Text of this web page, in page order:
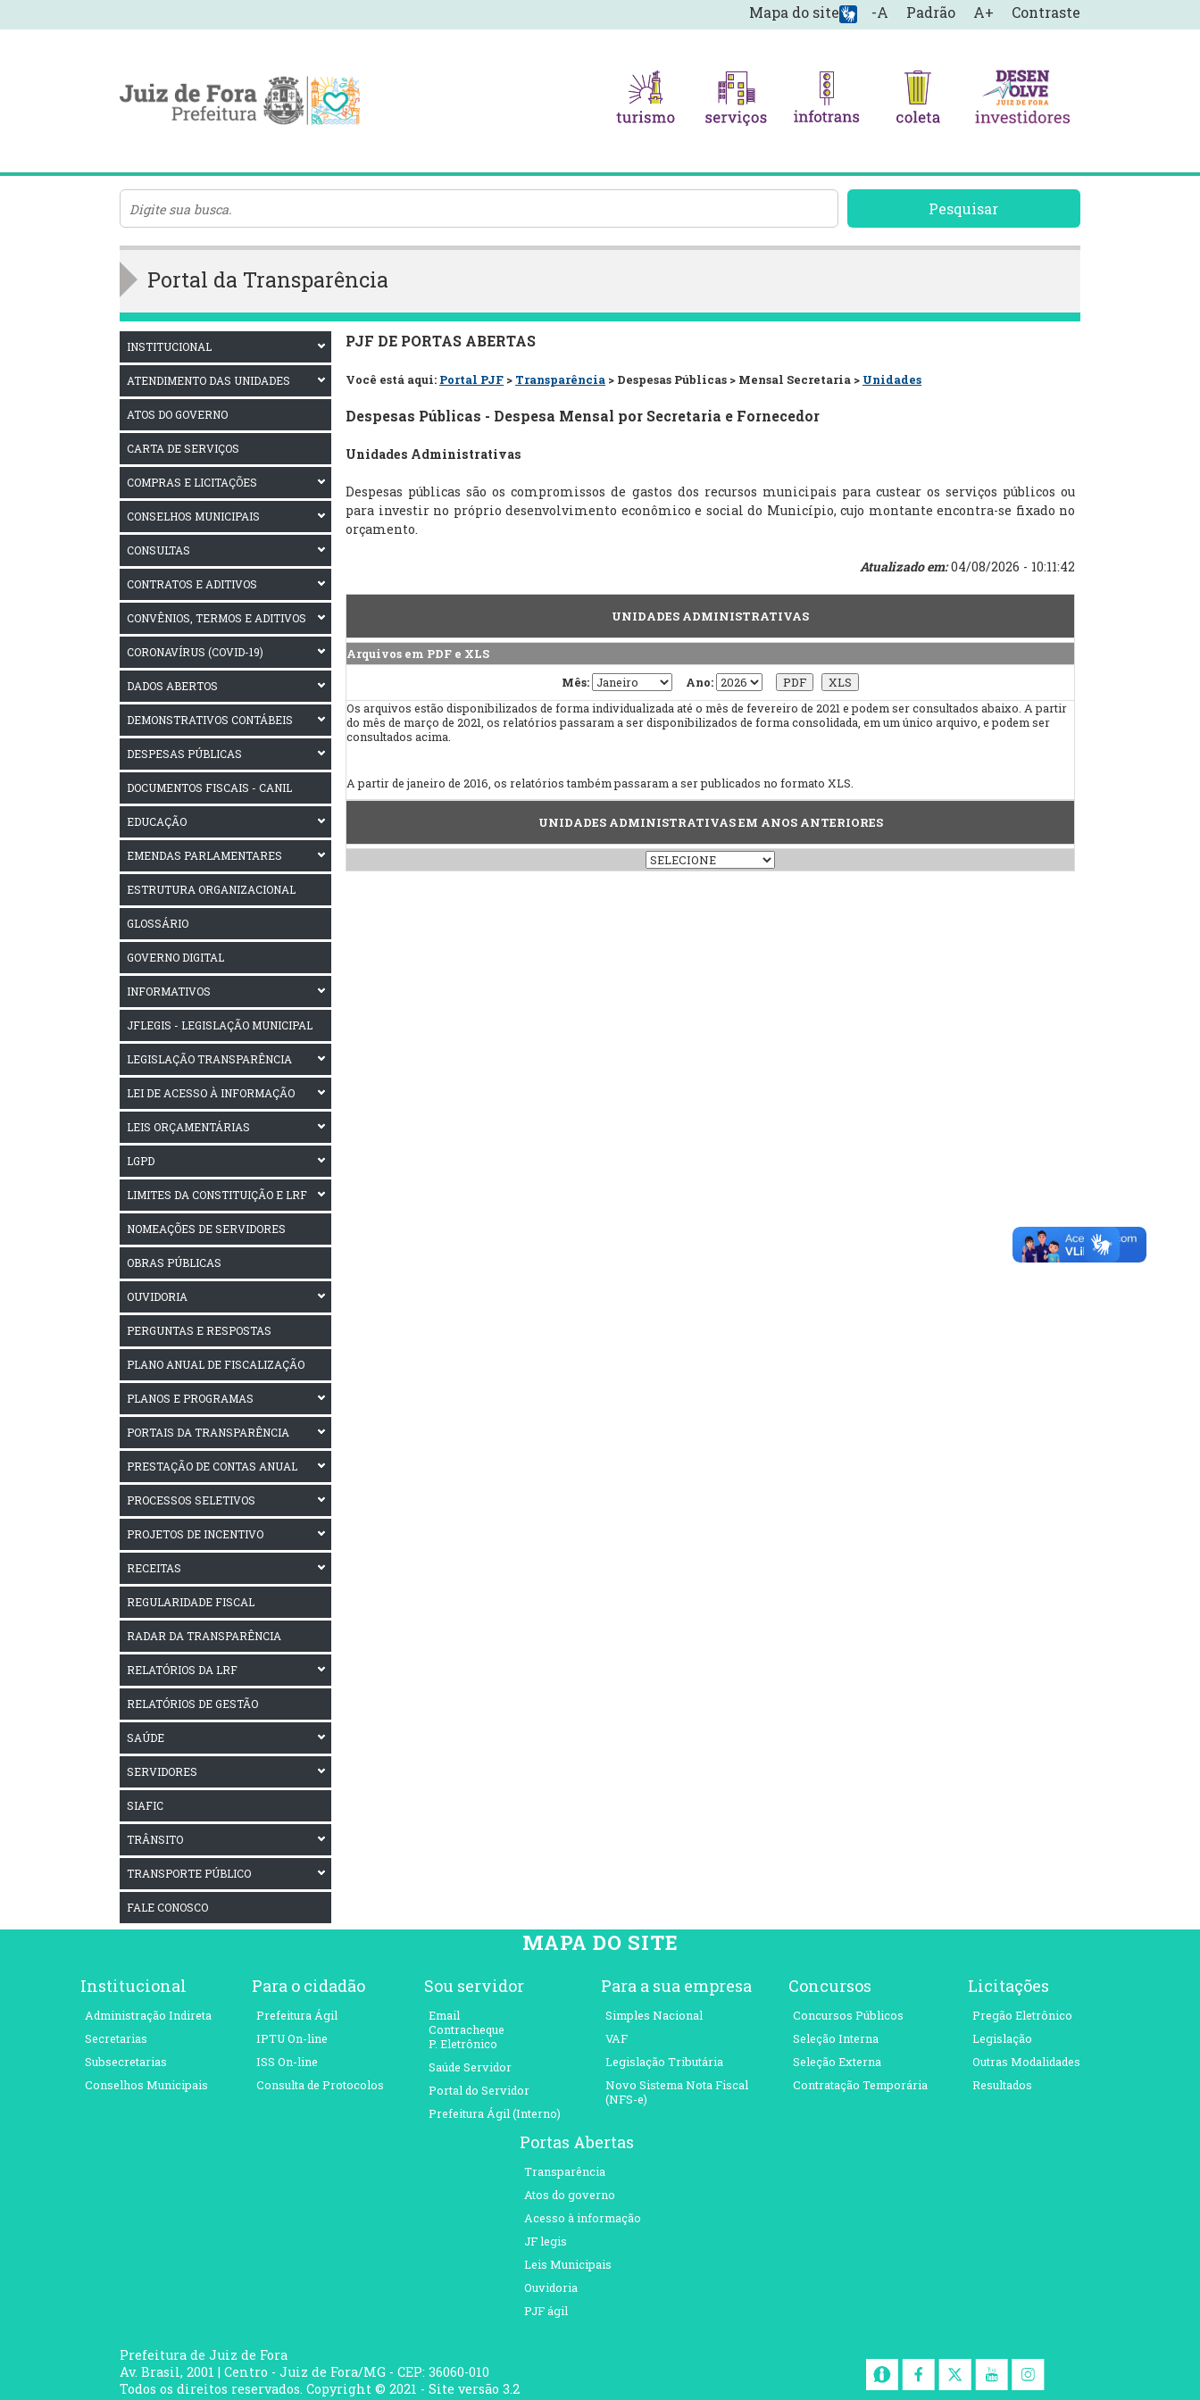
-A Padrão A+ Contraste
Mapa do site
Pesquisar
Portal da Transparência
INSTITUCIONAL
ATENDIMENTO DAS UNIDADES
ATOS DO GOVERNO
CARTA DE SERVIÇOS
COMPRAS E LICITAÇÕES
CONSELHOS MUNICIPAIS
CONSULTAS
CONTRATOS E ADITIVOS
CONVÊNIOS, TERMOS E ADITIVOS
CORONAVÍRUS (COVID-19)
DADOS ABERTOS
DEMONSTRATIVOS CONTÁBEIS
DESPESAS PÚBLICAS
DOCUMENTOS FISCAIS - CANIL
EDUCAÇÃO
EMENDAS PARLAMENTARES
ESTRUTURA ORGANIZACIONAL
GLOSSÁRIO
GOVERNO DIGITAL
INFORMATIVOS
JFLEGIS - LEGISLAÇÃO MUNICIPAL
LEGISLAÇÃO TRANSPARÊNCIA
LEI DE ACESSO À INFORMAÇÃO
LEIS ORÇAMENTÁRIAS
LGPD
LIMITES DA CONSTITUIÇÃO E LRF
NOMEAÇÕES DE SERVIDORES
OBRAS PÚBLICAS
OUVIDORIA
PERGUNTAS E RESPOSTAS
PLANO ANUAL DE FISCALIZAÇÃO
PLANOS E PROGRAMAS
PORTAIS DA TRANSPARÊNCIA
PRESTAÇÃO DE CONTAS ANUAL
PROCESSOS SELETIVOS
PROJETOS DE INCENTIVO
RECEITAS
REGULARIDADE FISCAL
RADAR DA TRANSPARÊNCIA
RELATÓRIOS DA LRF
RELATÓRIOS DE GESTÃO
SAÚDE
SERVIDORES
SIAFIC
TRÂNSITO
TRANSPORTE PÚBLICO
FALE CONOSCO
PJF DE PORTAS ABERTAS
Você está aqui: Portal PJF > Transparência > Despesas Públicas > Mensal Secretaria > Unidades
Despesas Públicas - Despesa Mensal por Secretaria e Fornecedor
Unidades Administrativas
Despesas públicas são os compromissos de gastos dos recursos municipais para custear os serviços públicos ou
para investir no próprio desenvolvimento econômico e social do Município, cujo montante encontra-se fixado no
orçamento.
Atualizado em:04/08/2026 - 10:11:42
UNIDADES ADMINISTRATIVAS
Arquivos em PDF e XLS
Mês:
Ano:
Os arquivos estão disponibilizados de forma individualizada até o mês de fevereiro de 2021 e podem ser consultados abaixo. A partir
do mês de março de 2021, os relatórios passaram a ser disponibilizados de forma consolidada, em um único arquivo, e podem ser
consultados acima.
A partir de janeiro de 2016, os relatórios também passaram a ser publicados no formato XLS.
UNIDADES ADMINISTRATIVAS EM ANOS ANTERIORES
MAPA DO SITE
Institucional
Administração Indireta
Secretarias
Subsecretarias
Conselhos Municipais
Para o cidadão
Prefeitura Ágil
IPTU On-line
ISS On-line
Consulta de Protocolos
Sou servidor
Email
Contracheque
P. Eletrônico
Saúde Servidor
Portal do Servidor
Prefeitura Ágil (Interno)
Para a sua empresa
Simples Nacional
VAF
Legislação Tributária
Novo Sistema Nota Fiscal
(NFS-e)
Concursos
Concursos Públicos
Seleção Interna
Seleção Externa
Contratação Temporária
Licitações
Pregão Eletrônico
Legislação
Outras Modalidades
Resultados
Portas Abertas
Transparência
Atos do governo
Acesso à informação
JF legis
Leis Municipais
Ouvidoria
PJF ágil
Prefeitura de Juiz de Fora
Av. Brasil, 2001 | Centro - Juiz de Fora/MG - CEP: 36060-010
Todos os direitos reservados. Copyright © 2021 - Site versão 3.2